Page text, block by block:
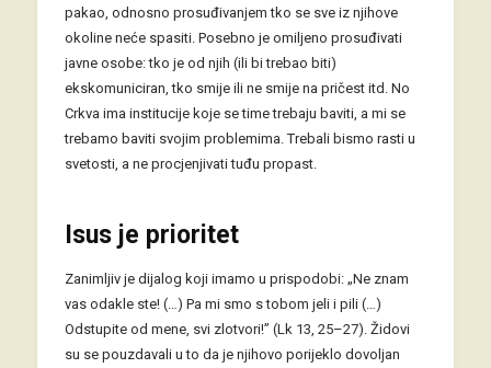
pakao, odnosno prosuđivanjem tko se sve iz njihove
okoline neće spasiti. Posebno je omiljeno prosuđivati
javne osobe: tko je od njih (ili bi trebao biti)
ekskomuniciran, tko smije ili ne smije na pričest itd. No
Crkva ima institucije koje se time trebaju baviti, a mi se
trebamo baviti svojim problemima. Trebali bismo rasti u
svetosti, a ne procjenjivati tuđu propast.
Isus je prioritet
Zanimljiv je dijalog koji imamo u prispodobi: „Ne znam
vas odakle ste! (…) Pa mi smo s tobom jeli i pili (…)
Odstupite od mene, svi zlotvori!” (Lk 13, 25–27). Židovi
su se pouzdavali u to da je njihovo porijeklo dovoljan